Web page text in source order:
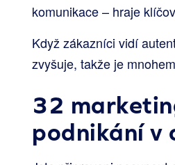
komunikace – hraje
Když zákazníci vidí
zvyšuje, takže je
32
podnikání v